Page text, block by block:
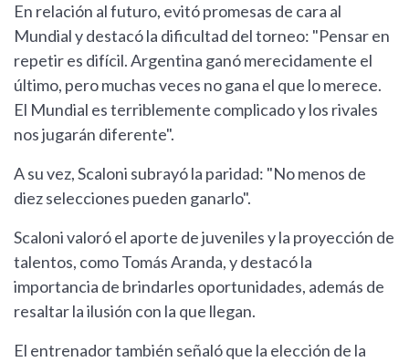
En relación al futuro, evitó promesas de cara al
Mundial y destacó la dificultad del torneo: "Pensar en
repetir es difícil. Argentina ganó merecidamente el
último, pero muchas veces no gana el que lo merece.
El Mundial es terriblemente complicado y los rivales
nos jugarán diferente".
A su vez, Scaloni subrayó la paridad: "No menos de
diez selecciones pueden ganarlo".
Scaloni valoró el aporte de juveniles y la proyección de
talentos, como Tomás Aranda, y destacó la
importancia de brindarles oportunidades, además de
resaltar la ilusión con la que llegan.
El entrenador también señaló que la elección de la